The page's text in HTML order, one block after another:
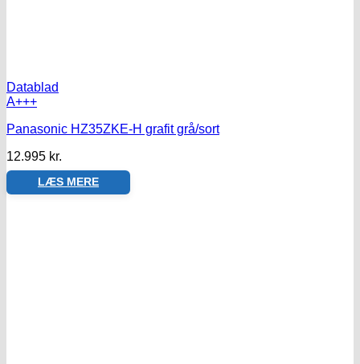
Datablad
A+++
Panasonic HZ35ZKE-H grafit grå/sort
12.995 kr.
LÆS MERE